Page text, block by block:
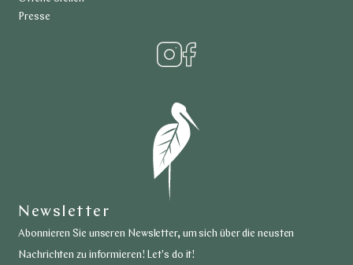
Presse
Newsletter
Abonnieren Sie unseren Newsletter, um sich über die neusten
Nachrichten zu informieren! Let's do it!